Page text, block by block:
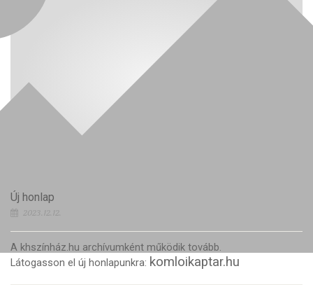
Új honlap
2023.12.12.
A khszínház.hu archívumként működik tovább.
Látogasson el új honlapunkra: komloikaptar.hu